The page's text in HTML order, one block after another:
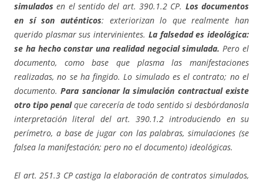
simulados en el sentido del art. 390.1.2 CP. Los documentos
en sí son auténticos: exteriorizan lo que realmente han
querido plasmar sus intervinientes. La falsedad es ideológica:
se ha hecho constar una realidad negocial simulada. Pero el
documento, como base que plasma las manifestaciones
realizadas, no se ha fingido. Lo simulado es el contrato; no el
documento.Para sancionar la simulación contractual existe
otro tipo penalque carecería de todo sentido si desbórdanosla
interpretación literal del art. 390.1.2 introduciendo en su
perímetro, a base de jugar con las palabras, simulaciones (se
falsea la manifestación; pero no el documento) ideológicas.
El art. 251.3 CP castiga la elaboración de contratos simulados,